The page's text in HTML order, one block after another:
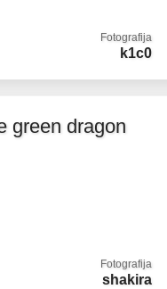
k1c0
Fotografija
green dragon
shakira
Fotografija